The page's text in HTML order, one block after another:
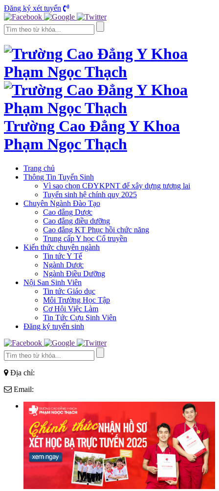
Đăng ký xét tuyển
Trường Cao Đẳng Y Khoa
Phạm Ngọc Thạch
Trang chủ
Thông Tin Tuyển Sinh
Vì sao chọn CĐYKPNT để xây dựng tương lai
Tuyển sinh hệ chính quy 2025
Chuyên Ngành Đào Tạo
Cao đẳng Dược
Cao đẳng điều dưỡng
Cao đẳng KT Phục hồi chức năng
Trung cấp Y học Cổ truyền
Kiến thức chuyên ngành
Tin tức Y Tế
Ngành Dược
Ngành Điều Dưỡng
Nội San Sinh Viên
Tin tức Giáo dục
Môi Trường Học Tập
Cơ Hội Việc Làm
Tin Tức Cựu Sinh Viên
Đăng ký tuyển sinh
Địa chỉ:
Email: